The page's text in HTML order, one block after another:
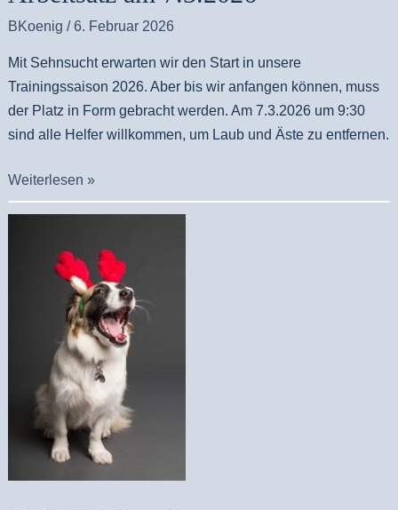
BKoenig /6. Februar 2026
Mit Sehnsucht erwarten wir den Start in unsere
Trainingssaison 2026. Aber bis wir anfangen können, muss
der Platz in Form gebracht werden. Am 7.3.2026 um 9:30
sind alle Helfer willkommen, um Laub und Äste zu entfernen.
Weiterlesen »
Weihnachten